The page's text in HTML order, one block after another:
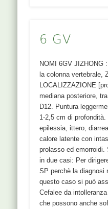
6 GV
NOMI 6GV JIZHONG
la colonna vertebrale,
LOCALIZZAZIONE
mediana posteriore,
D12. Puntura
1-2,5 cm di profondità.
epilessia, ittero,
calore latente con
prolasso ed
in due casi: Per
SP perchè la diagnosi
questo caso si può
Cefalee da
che possono anche